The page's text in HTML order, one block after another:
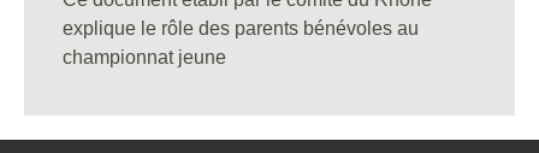
explique le rôle des parents bénévoles au
championnat jeune